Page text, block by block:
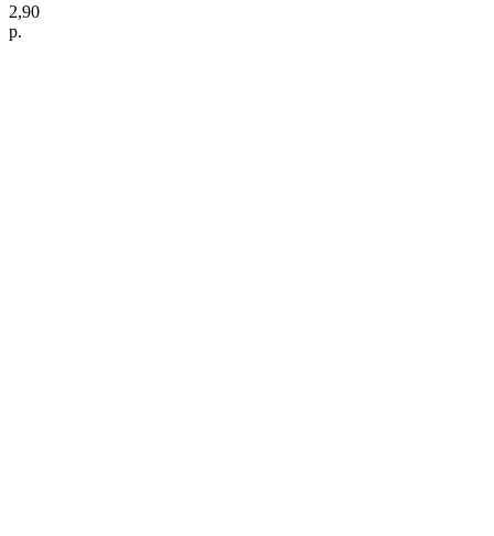
2,90
р.